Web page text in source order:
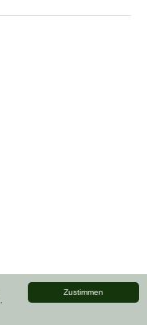
Zustimmen